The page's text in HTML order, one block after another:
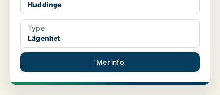
Huddinge
Type
Lägenhet
Mer info